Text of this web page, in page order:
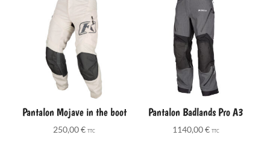
700,00 €.
Pantalon Mojave in the boot
250,00€ TTC
Pantalon Badlands Pro A3
1140,00€ TTC